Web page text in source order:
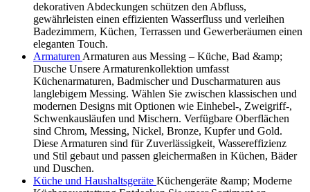
dekorativen Abdeckungen schützen den Abfluss,
gewährleisten einen effizienten Wasserfluss und verleihen
Badezimmern, Küchen, Terrassen und Gewerberäumen einen
eleganten Touch.
Armaturen Armaturen aus Messing – Küche, Bad &amp;
Dusche Unsere Armaturenkollektion umfasst
Küchenarmaturen, Badmischer und Duscharmaturen aus
langlebigem Messing. Wählen Sie zwischen klassischen und
modernen Designs mit Optionen wie Einhebel-, Zweigriff-,
Schwenkausläufen und Mischern. Verfügbare Oberflächen
sind Chrom, Messing, Nickel, Bronze, Kupfer und Gold.
Diese Armaturen sind für Zuverlässigkeit, Wassereffizienz
und Stil gebaut und passen gleichermaßen in Küchen, Bäder
und Duschen.
Küche und Haushaltsgeräte Küchengeräte &amp; Moderne